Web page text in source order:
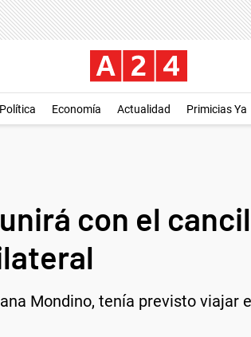
Política Economía Actualidad Primicias Ya
con el
Mondino, tenía previsto viajar